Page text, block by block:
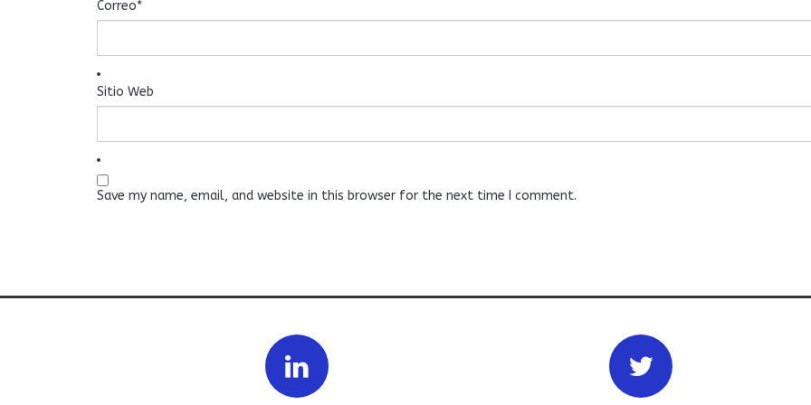
Correo*
Sitio Web
Save my name, email, and website in this browser for the next time I comment.